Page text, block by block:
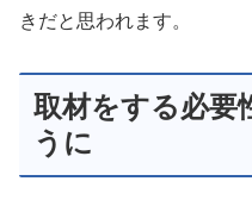
きだと思われます。
取材をする必要
うに